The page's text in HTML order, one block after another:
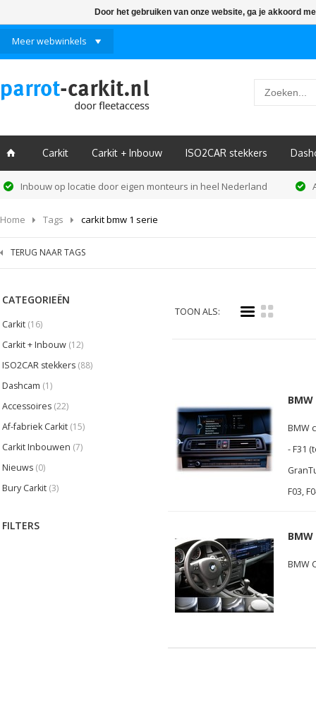
Meer webwinkels
ï Carkit Carkit + Inbouw ISO2CAR stekkers
Inbouw op locatie door eigen monteurs in heel Nederland
Home Tags carkit bmw 1 serie
TERUG NAAR TAGS
CATEGORIEËN
Carkit (16)
Carkit + Inbouw (12)
ISO2CAR stekkers (88)
Dashcam (1)
Accessoires (22)
Af-fabriek Carkit (15)
Carkit Inbouwen (7)
Nieuws (0)
Bury Carkit (3)
FILTERS
TOON ALS: i k
BMW
- F31
F03,
BMW
Door het gebruiken van onze website, ga je akkoord